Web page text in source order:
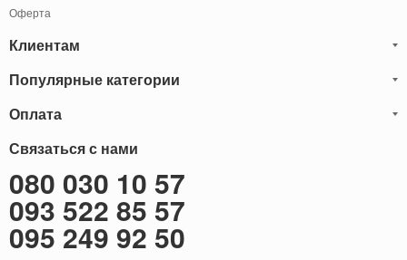
Оферта
Клиентам
Блог
Обмен и Возврат
Карта сайта
Бонусы
Доставка за границу
Популярные категории
Мужские кожаные сумки
Саквояжи
Мужские кожаные кошельки
Мужские клатчи
Женские сумки
Оплата
Оплату товаров можно
осуществить
Наличными
Наложенный платёж (Оплата при получение)
Через терминал (Только самовывоз)
Оплата на расчетный счет ФОП 2-ая группа (без НДС)
Связаться с нами
080 030 10 57
093 522 85 57
095 249 92 50